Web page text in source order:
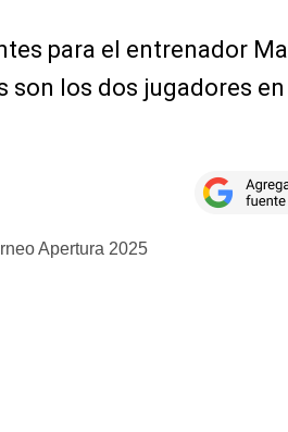
para el entrenador
los dos jugadores